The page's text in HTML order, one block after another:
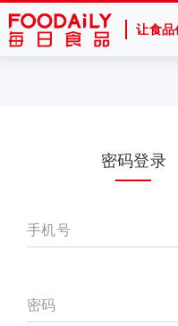
让食品
密码登录
手机号
密码